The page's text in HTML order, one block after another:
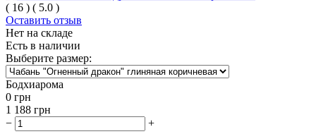
( 16 ) ( 5.0 )
Оставить отзыв
Нет на складе
Есть в наличии
Выберите размер:
Бодхиарома
0 грн
1 188 грн
−
+